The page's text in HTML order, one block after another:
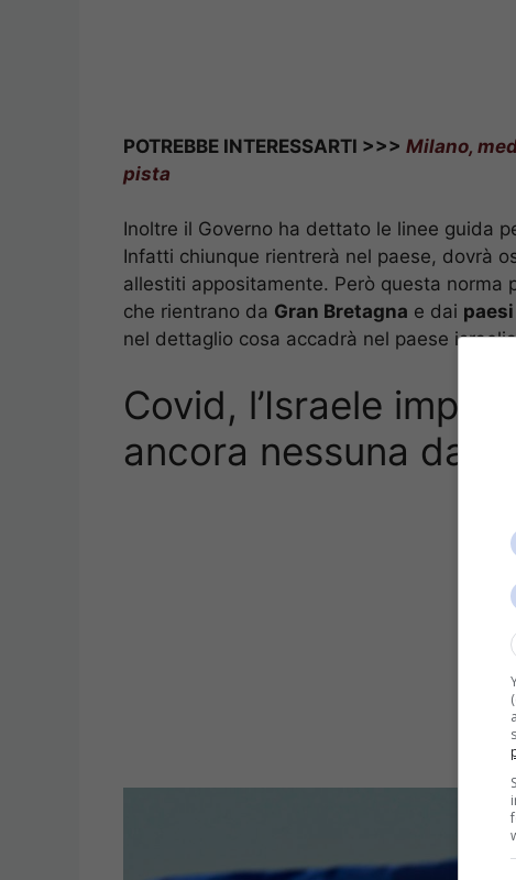
POTREBBE INTERESSARTI >>> Milano,
pista
Inoltre il Governo ha dettato le linee guida
Infatti chiunque rientrerà nel paese, dovrà
allestiti appositamente. Però questa
che rientrano da Gran Bretagna e dai
nel dettaglio cosa accadrà nel paese
Covid, l’Israele
ancora nessuna